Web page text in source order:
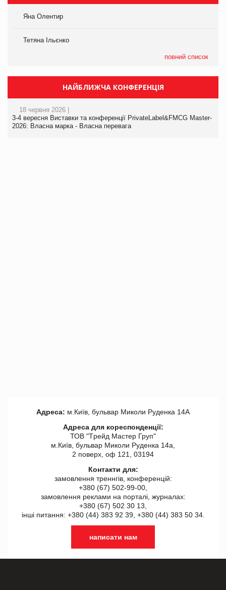
Яна Олентир
Тетяна Ільєнко
повний список
НАЙБЛИЖЧА КОНФЕРЕНЦІЯ
18 червня 2026 |
3-4 вересня Виставки та конференції PrivateLabel&FMCG Master-
2026: Власна марка - Власна перевага
Адреса: м.Київ, бульвар Миколи Руденка 14А
Адреса для кореспонденції:
ТОВ "Tрейд Мастер Груп"
м.Київ, бульвар Миколи Руденка 14а,
2 поверх, оф 121, 03194
Контакти для:
замовлення треннгів, конференцій:
+380 (67) 502-99-00,
замовлення реклами на порталі, журналах:
+380 (67) 502 30 13,
інші питання: +380 (44) 383 92 39, +380 (44) 383 50 34.
написати нам